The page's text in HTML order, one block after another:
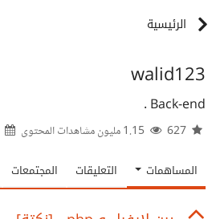
الرئيسية
walid123
Back-end .
المساهمات التعليقات المجتمعات